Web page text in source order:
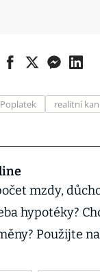
Poplatek realitní
mzdy,
hypotéky?
Použijte